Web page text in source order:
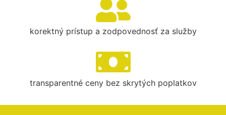
korektný prístup a zodpovednosť za služby
transparentné ceny bez skrytých poplatkov